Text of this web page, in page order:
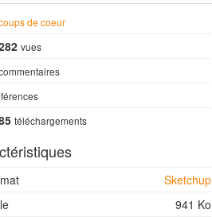
de coeur
vues
téléchargements
Sketchup
941 Ko